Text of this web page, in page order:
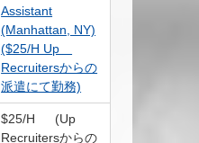
Assistant
(Manhattan, NY)
($25/H Up
Recruitersからの
派遣にて勤務)
$25/H (Up
Recruitersからの